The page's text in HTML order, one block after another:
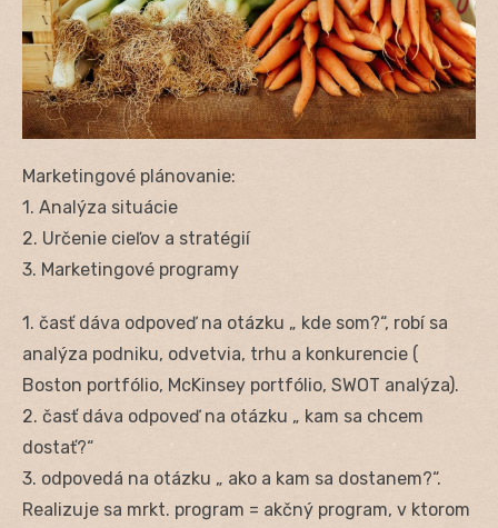
Marketingové plánovanie:
1. Analýza situácie
2. Určenie cieľov a stratégií
3. Marketingové programy
1. časť dáva odpoveď na otázku „ kde som?“, robí sa
analýza podniku, odvetvia, trhu a konkurencie (
Boston portfólio, McKinsey portfólio, SWOT analýza).
2. časť dáva odpoveď na otázku „ kam sa chcem
dostať?“
3. odpovedá na otázku „ ako a kam sa dostanem?“.
Realizuje sa mrkt. program = akčný program, v ktorom